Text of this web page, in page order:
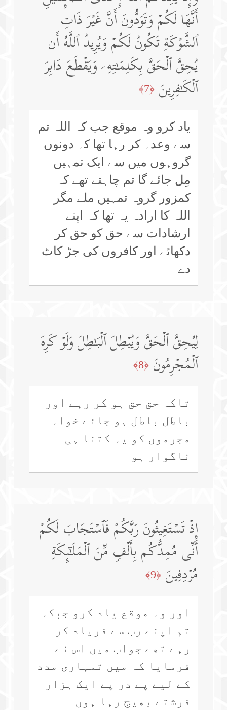
أَنَّهَا لَكُمۡ وَتَوَدُّونَ أَنَّ غَیۡرَ ذَاتِ
ٱلشَّوۡكَةِ تَكُونُ لَكُمۡ وَیُرِیدُ ٱللَّهُ أَن
یُحِقَّ ٱلۡحَقَّ بِكَلِمَـٰتِهِۦ وَیَقۡطَعَ دَابِرَ
ٱلۡكَـٰفِرِینَ ﴿7﴾
یاد کرو وہ موقع جب کہ اللہ تم
سے وعدہ کر رہا تھا کہ دونوں
گروہوں میں سے ایک تمہیں
مِل جائے گا تم چاہتے تھے کہ
کمزور گروہ تمہیں ملے مگر
اللہ کا ارادہ یہ تھا کہ اپنے
ارشادات سے حق کو حق کر
دکھائے اور کافروں کی جڑ کاٹ
دے
لِیُحِقَّ ٱلۡحَقَّ وَیُبۡطِلَ ٱلۡبَـٰطِلَ وَلَوۡ كَرِهَ
ٱلۡمُجۡرِمُونَ ﴿8﴾
تاکہ حق حق ہو کر رہے اور
باطل باطل ہو جائے خواہ
مجرموں کو یہ کتنا ہی
ناگوار ہو
إِذۡ تَسۡتَغِیثُونَ رَبَّكُمۡ فَٱسۡتَجَابَ لَكُمۡ
أَنِّی مُمِدُّكُم بِأَلۡفࣲ مِّنَ ٱلۡمَلَـٰۤىِٕكَةِ
مُرۡدِفِینَ ﴿9﴾
اور وہ موقع یاد کرو جبکہ
تم اپنے رب سے فریاد کر
رہے تھے جواب میں اس نے
فرمایا کہ میں تمہاری مدد
کے لیے پے در پے ایک ہزار
فرشتے بھیج رہا ہوں